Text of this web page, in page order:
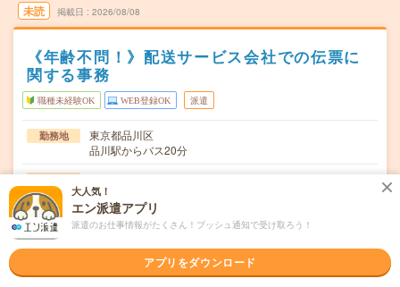
未読 掲載日 2026/08/08
《年齢不問！》配送サービス会社での伝票に
関する事務
職種未経験OK WEB登録OK 派遣
勤務地
東京都品川区
品川駅からバス20分
時間 09:00～18:00
期間
日はご相談下さい。
時給1550円
大人気！
エン派遣アプリ
派遣のお仕事情報がたくさん！プッシュ通知で受け取ろう！
アプリをダウンロード